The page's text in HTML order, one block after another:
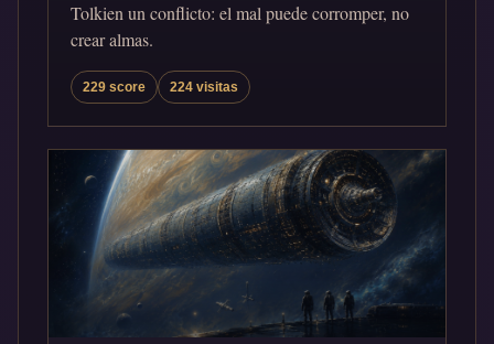
Tolkien un conflicto: el mal puede corromper, no
crear almas.
229 score 224 visitas